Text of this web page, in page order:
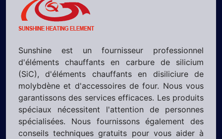
Sunshine est un fournisseur professionnel
d'éléments chauffants en carbure de silicium
(SiC), d'éléments chauffants en disiliciure de
molybdène et d'accessoires de four. Nous vous
garantissons des services efficaces. Les produits
spéciaux nécessitent l'attention de personnes
spécialisées. Nous fournissons également des
conseils techniques gratuits pour vous aider à